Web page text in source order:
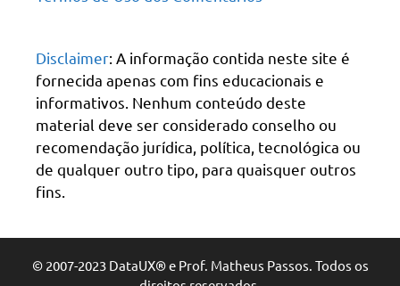
Disclaimer: A informação contida neste site é
fornecida apenas com fins educacionais e
informativos. Nenhum conteúdo deste
material deve ser considerado conselho ou
recomendação jurídica, política, tecnológica ou
de qualquer outro tipo, para quaisquer outros
fins.
© 2007-2023 DataUX® e Prof. Matheus Passos. Todos os